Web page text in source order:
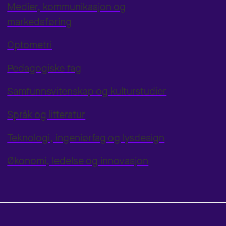
Medier, kommunikasjon og
markedsføring
Optometri
Pedagogiske fag
Samfunnsvitenskap og kulturstudier
Språk og litteratur
Teknologi, ingeniørfag og lysdesign
Økonomi, ledelse og innovasjon